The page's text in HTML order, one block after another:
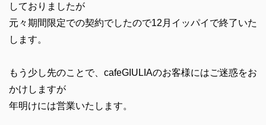
しておりましたが
元々期間限定での契約でしたので12月イッパイで終了いた
します。
もう少し先のことで、cafeGIULIAのお客様にはご迷惑をお
かけしますが
年明けには営業いたします。